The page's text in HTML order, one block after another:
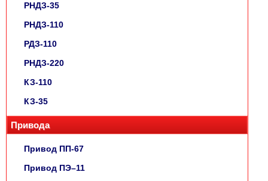
РНДЗ-35
РНДЗ-110
РДЗ-110
РНДЗ-220
КЗ-110
КЗ-35
Привода
Привод ПП-67
Привод ПЭ–11